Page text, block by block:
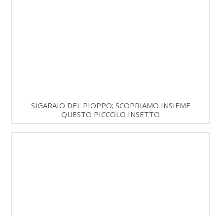
SIGARAIO DEL PIOPPO; SCOPRIAMO INSIEME
QUESTO PICCOLO INSETTO